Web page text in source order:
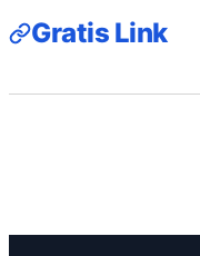
Gratis Link